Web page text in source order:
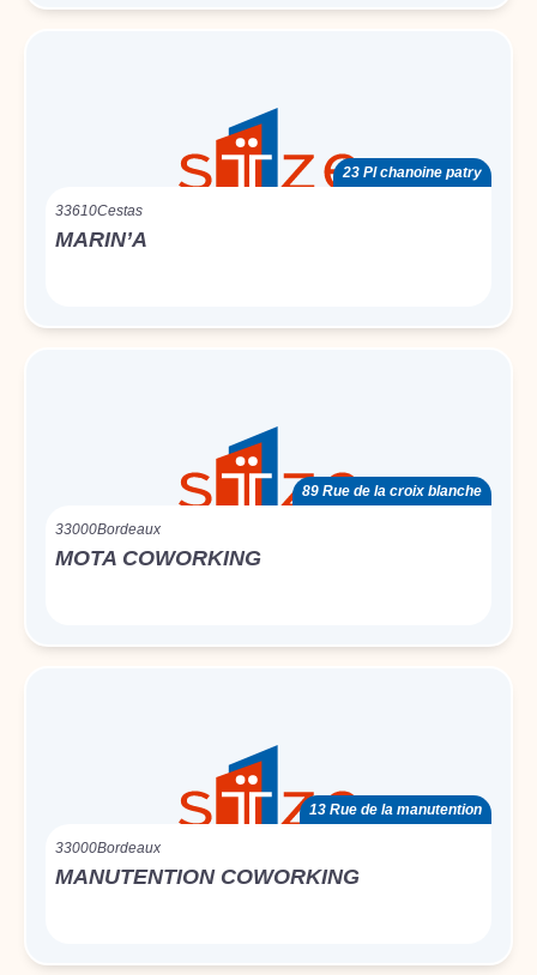
23 Pl chanoine patry
33610Cestas
MARIN’A
89 Rue de la croix blanche
33000Bordeaux
MOTA COWORKING
13 Rue de la manutention
33000Bordeaux
MANUTENTION COWORKING